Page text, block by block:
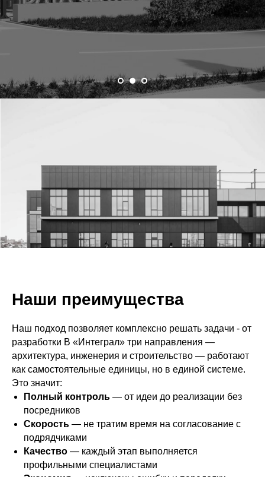
Смотреть все проекты
Наши преимущества
Наш подход позволяет комплексно решать задачи - от
разработки В «Интеграл» три направления —
архитектура, инженерия и строительство — работают
как самостоятельные единицы, но в единой системе.
Это значит:
Полный контроль — от идеи до реализации без
посредников
Скорость — не тратим время на согласование с
подрядчиками
Качество — каждый этап выполняется
профильными специалистами